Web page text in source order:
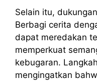
Selain itu,
Berbagi cerita
dapat meredakan
memperkuat
kebugaran.
mengingatkan